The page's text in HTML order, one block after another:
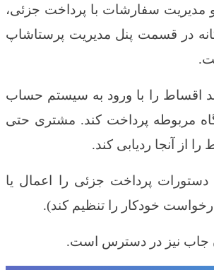
مدیریت سفارشات با پرداخت جزئی،
در قسمت پنل مدیریت پرستاشاپ
اقساط را با ورود به سیستم حساب
مربوطه پرداخت کند. مشتری حتی
از آنجا ردیابی کند.
دستورات پرداخت جزئی را اعمال یا
خودکار را تنظیم کند).
جاب نیز در دسترس است.